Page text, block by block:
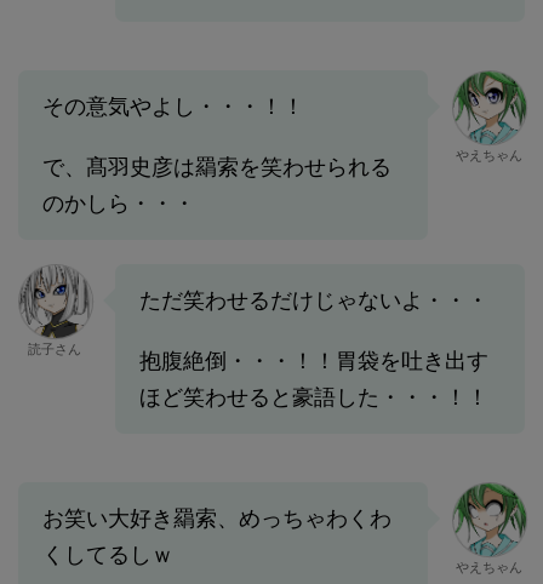
その意気やよし・・・！！
で、髙羽史彦は羂索を笑わせられる
のかしら・・・
やえちゃん
読子さん
ただ笑わせるだけじゃないよ・・・
抱腹絶倒・・・！！胃袋を吐き出す
ほど笑わせると豪語した・・・！！
お笑い大好き羂索、めっちゃわくわ
くしてるしｗ
やえちゃん